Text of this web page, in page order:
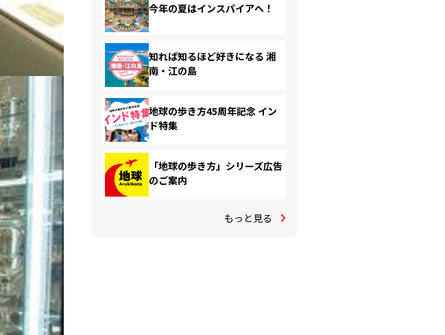
今年の夏はインスパイアへ！
知れば知るほど好きになる 湘
南・江の島
地球の歩き方45周年記念 イン
ド特集
「地球の歩き方」シリーズ広告
のご案内
もっと見る